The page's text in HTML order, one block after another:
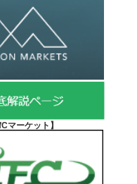
マーケット 】